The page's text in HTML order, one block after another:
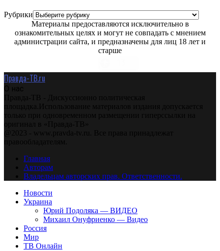
Рубрики
Материалы предоставляются исключительно в
ознакомительных целях и могут не совпадать с мнением
администрации сайта, и предназначены для лиц 18 лет и
старше
Правда-ТВ.ru
О нас
Правда-ТВ - Дискуссионно политическая
площадка.Использование материалов издания допускается
только при одновременном размещении гиперссылки на
оригинал в «Правда-ТВ»
@2023 - www.pravda-tv.ru. Все права принадлежат
правообладателям.
Главная
Авторам
Владельцам авторских прав. Ответственности.
Новости
Украина
Юрий Подоляка — ВИДЕО
Михаил Онуфриенко — Видео
Россия
Мир
ТВ Онлайн